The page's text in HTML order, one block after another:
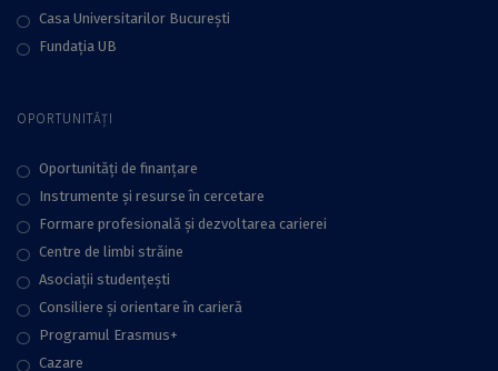
Casa Universitarilor București
Fundaţia UB
OPORTUNITĂȚI
Oportunități de finanțare
Instrumente și resurse în cercetare
Formare profesională și dezvoltarea carierei
Centre de limbi străine
Asociații studențești
Consiliere şi orientare în carieră
Programul Erasmus+
Cazare